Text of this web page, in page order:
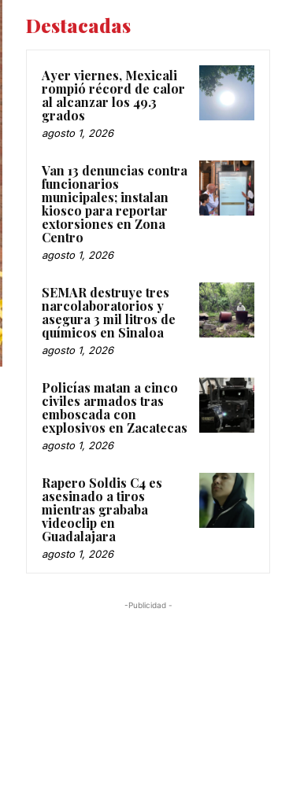
Destacadas
Ayer viernes, Mexicali
rompió récord de calor
al alcanzar los 49.3
grados
agosto 1, 2026
Van 13 denuncias contra
funcionarios
municipales; instalan
kiosco para reportar
extorsiones en Zona
Centro
agosto 1, 2026
SEMAR destruye tres
narcolaboratorios y
asegura 3 mil litros de
químicos en Sinaloa
agosto 1, 2026
Policías matan a cinco
civiles armados tras
emboscada con
explosivos en Zacatecas
agosto 1, 2026
Rapero Soldis C4 es
asesinado a tiros
mientras grababa
videoclip en
Guadalajara
agosto 1, 2026
-Publicidad -